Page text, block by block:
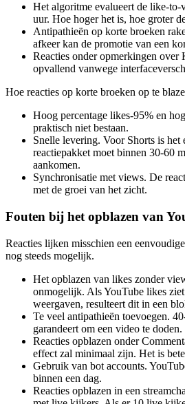
Het algoritme evalueert de like-to-
uur. Hoe hoger het is, hoe groter
Antipathieën op korte broeken
afkeer kan de promotie van een
Reacties onder opmerkingen
opvallend vanwege
Hoe reacties op korte broeken op te
Hoog percentage likes-95% en
praktisch niet bestaan.
Snelle levering. Voor Shorts is het
reactiepakket moet binnen 30-60
aankomen.
Synchronisatie met views. De
met de groei van het zicht.
Fouten bij het opblazen van
Reacties lijken misschien een
nog steeds mogelijk.
Het opblazen van likes zonder
onmogelijk. Als YouTube likes
weergaven, resulteert dit in een
Te veel antipathieën toevoegen.
garandeert om een video te doden.
Reacties opblazen onder
effect zal minimaal zijn. Het is
Gebruik van bot accounts.
binnen een dag.
Reacties opblazen in een